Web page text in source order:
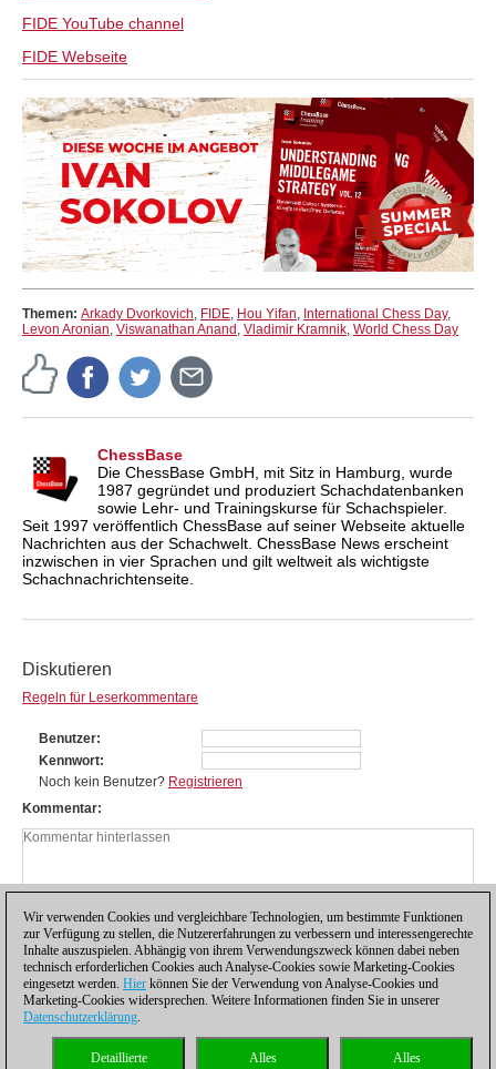
FIDE YouTube channel
FIDE Webseite
Themen: Arkady Dvorkovich, FIDE, Hou Yifan, International Chess Day,
Levon Aronian, Viswanathan Anand , Vladimir Kramnik, World Chess Day
ChessBase
Die ChessBase GmbH, mit Sitz in Hamburg, wurde
1987 gegründet und produziert Schachdatenbanken
sowie Lehr- und Trainingskurse für Schachspieler.
Seit 1997 veröffentlich ChessBase auf seiner Webseite aktuelle
Nachrichten aus der Schachwelt. ChessBase News erscheint
inzwischen in vier Sprachen und gilt weltweit als wichtigste
Schachnachrichtenseite.
Diskutieren
Regeln für Leserkommentare
Benutzer
Kennwort
Noch kein Benutzer? Registrieren
Kommentar
Datenschutzhinweis| Kontakt| |Lizenzen
Wir verwenden Cookies und vergleichbare Technologien, um bestimmte Funktionen
zur Verfügung zu stellen, die Nutzererfahrungen zu verbessern und interessengerechte
Inhalte auszuspielen. Abhängig von ihrem Verwendungszweck können dabei neben
technisch erforderlichen Cookies auch Analyse-Cookies sowie Marketing-Cookies
eingesetzt werden. Hier können Sie der Verwendung von Analyse-Cookies und
Marketing-Cookies widersprechen. Weitere Informationen finden Sie in unserer
Datenschutzerklärung.
Alles
Alles
Detaillierte